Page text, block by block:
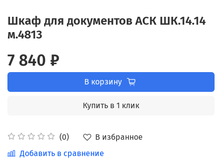
Шкаф для документов АСК ШК.14.14
м.4813
(0)
В избранное
Добавить в сравнение
7 840 ₽
В корзину
Купить в 1 клик